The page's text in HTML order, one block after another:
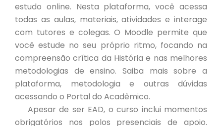
estudo online. Nesta plataforma, você acessa
todas as aulas, materiais, atividades e interage
com tutores e colegas. O Moodle permite que
você estude no seu próprio ritmo, focando na
compreensão crítica da História e nas melhores
metodologias de ensino. Saiba mais sobre a
plataforma, metodologia e outras dúvidas
acessando o Portal do Acadêmico.
Apesar de ser EAD, o curso inclui momentos
obrigatórios nos polos presenciais de apoio.